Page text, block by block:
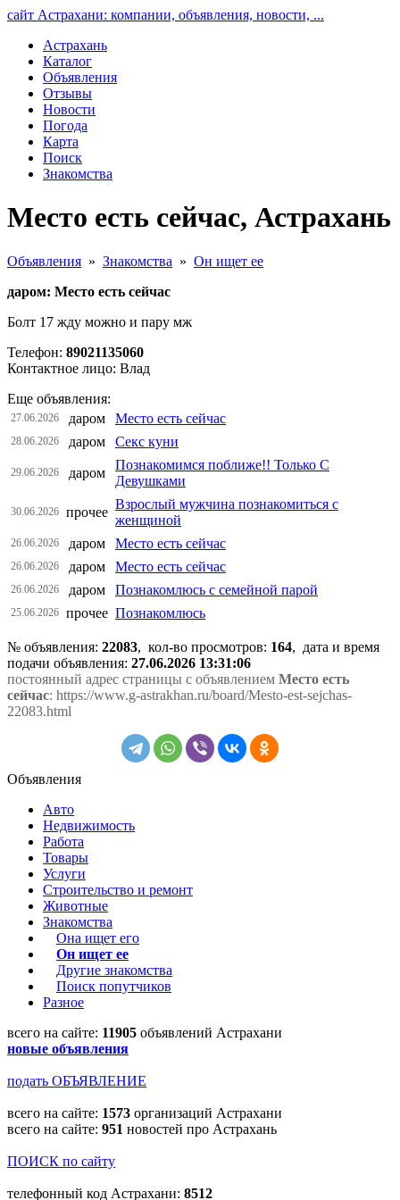
сайт Астрахани: компании, объявления, новости, ...
Астрахань
Каталог
Объявления
Отзывы
Новости
Погода
Карта
Поиск
Знакомства
Место есть сейчас, Астрахань
Объявления » Знакомства » Он ищет ее
даром: Место есть сейчас
Болт 17 жду можно и пару мж
Телефон: 89021135060
Контактное лицо: Влад
Еще объявления:
27.06.2026 даром Место есть сейчас
28.06.2026 даром Секс куни
29.06.2026 даром
Познакомимся поближе!! Только С
Девушками
30.06.2026 прочее
Взрослый мужчина познакомиться с
женщиной
26.06.2026 даром Место есть сейчас
26.06.2026 даром Место есть сейчас
26.06.2026 даром Познакомлюсь с семейной парой
25.06.2026 прочее Познакомлюсь
№ объявления: 22083, кол-во просмотров: 164, дата и время
подачи объявления: 27.06.2026 13:31:06
постоянный адрес страницы с объявлением Место есть
сейчас: https://www.g-astrakhan.ru/board/Mesto-est-sejchas-
22083.html
Объявления
Авто
Недвижимость
Работа
Товары
Услуги
Строительство и ремонт
Животные
Знакомства
Она ищет его
Он ищет ее
Другие знакомства
Поиск попутчиков
Разное
всего на сайте: 11905 объявлений Астрахани
новые объявления
подать ОБЪЯВЛЕНИЕ
всего на сайте: 1573 организаций Астрахани
всего на сайте: 951 новостей про Астрахань
ПОИСК по сайту
телефонный код Астрахани: 8512